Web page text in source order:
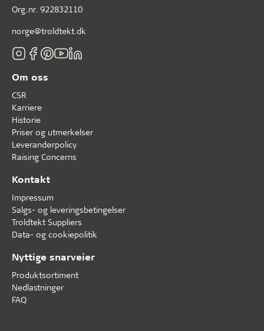
Org.nr. 922832110
norge@troldtekt.dk
Om oss
CSR
Karriere
Historie
Priser og utmerkelser
Leverandørpolicy
Raising Concerns
Kontakt
Impressum
Salgs- og leveringsbetingelser
Troldtekt Suppliers
Data- og cookiepolitik
Nyttige snarveier
Produktsortiment
Nedlastninger
FAQ